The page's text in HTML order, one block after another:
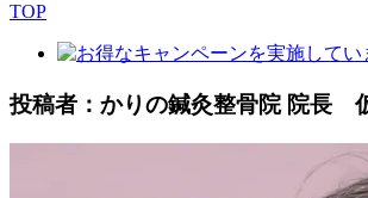
TOP
投稿者：かりの鍼灸整骨院 院長